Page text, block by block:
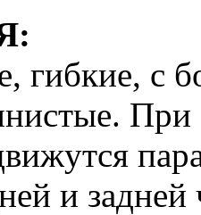
гибкие, с
При
и задней